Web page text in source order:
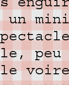
un
peu